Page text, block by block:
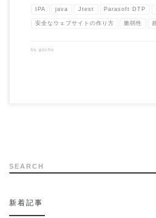
IPA java Jtest Parasoft DTP
安全なウェブサイトの作り方 脆弱性
by gocho
SEARCH
新着記事